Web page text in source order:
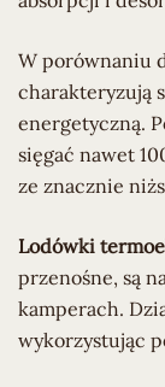
W porównaniu
charakteryzują
energetyczną.
sięgać nawet
ze znacznie
Lodówki
przenośne, są
kamperach.
wykorzystując